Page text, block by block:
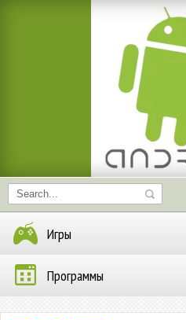
Игры
Программы